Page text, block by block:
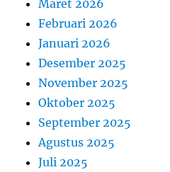
Maret 2026
Februari 2026
Januari 2026
Desember 2025
November 2025
Oktober 2025
September 2025
Agustus 2025
Juli 2025